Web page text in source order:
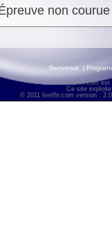
non
Bienvenue
liveffn.com est
Ce site
© 2011 liveffn.com version :